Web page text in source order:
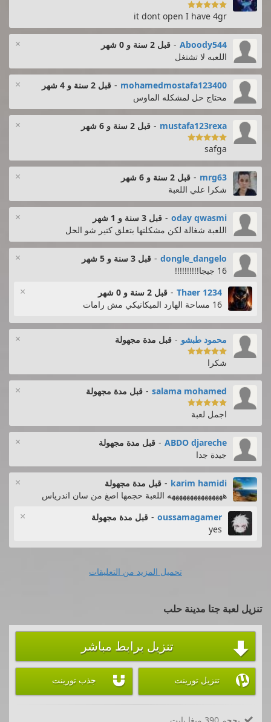

it dont open I have 4gr
× Aboody544
- قبل 2 سنة و 0 شهر
اللعبه لا تشتغل
× mohamedmostafa123400
- قبل 2 سنة و 4 شهر
محتاج حل لمشكله الماوس
× mustafa123rexa
- قبل 2 سنة و 6 شهر

safga
× mrg63
- قبل 2 سنة و 6 شهر
شكرا علي اللعبة
× oday qwasmi
- قبل 3 سنة و 1 شهر
اللعبة شغالة لكن مشكلتها بتعلق كتير شو الحل
× dongle_dangelo
- قبل 3 سنة و 5 شهر
16 جيجا!!!!!!!!!!
× Thaer 1234
- قبل 2 سنة و 0 شهر
16 مساحة الهارد الميكانيكي مش رامات
× محمود طبشو - قبل مدة مجهولة

شكرا
× salama mohamed
- قبل مدة مجهولة

اجمل لعبة
× ABDO djareche
- قبل مدة مجهولة
جيدة جدا
× karim hamidi
- قبل مدة مجهولة
هههههههههههههههه اللعبة حجمها اصغ من سان اندرياس
× oussamagamer
- قبل مدة مجهولة
yes
تحميل المزيد من التعليقات
تنزيل لعبة جتا مدينة حلب
 تنزيل برابط مباشر
 تنزيل تورينت  جذب تورينت
